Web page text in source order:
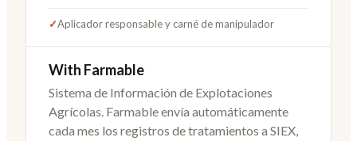
✓Aplicador responsable y carné de manipulador
With Farmable
Sistema de Información de Explotaciones
Agrícolas. Farmable envía automáticamente
cada mes los registros de tratamientos a SIEX,